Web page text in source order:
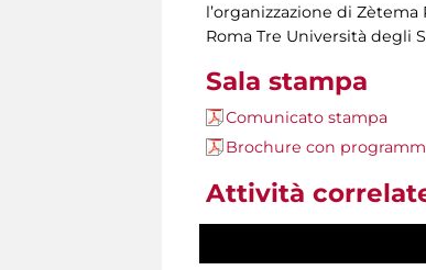
l’organizzazione di
Roma Tre Università degli
Sala stampa
Comunicato stampa
Brochure con
Attività